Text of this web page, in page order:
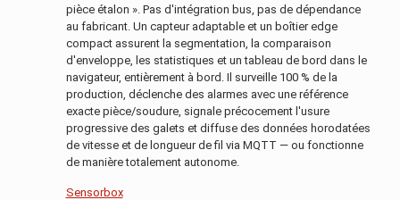
pièce étalon ». Pas d'intégration bus, pas de dépendance
au fabricant. Un capteur adaptable et un boîtier edge
compact assurent la segmentation, la comparaison
d'enveloppe, les statistiques et un tableau de bord dans le
navigateur, entièrement à bord. Il surveille 100 % de la
production, déclenche des alarmes avec une référence
exacte pièce/soudure, signale précocement l'usure
progressive des galets et diffuse des données horodatées
de vitesse et de longueur de fil via MQTT — ou fonctionne
de manière totalement autonome.
Sensorbox